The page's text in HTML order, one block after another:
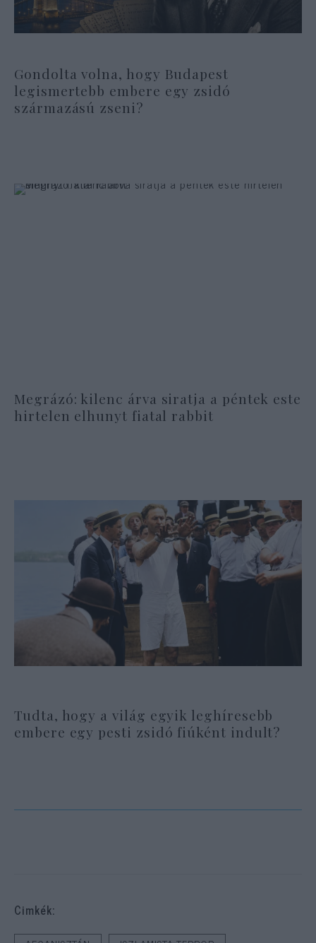
Gondolta volna, hogy Budapest
legismertebb embere egy zsidó
származású zseni?
Megrázó: kilenc árva siratja a péntek este
hirtelen elhunyt fiatal rabbit
Tudta, hogy a világ egyik leghíresebb
embere egy pesti zsidó fiúként indult?
Cimkék: